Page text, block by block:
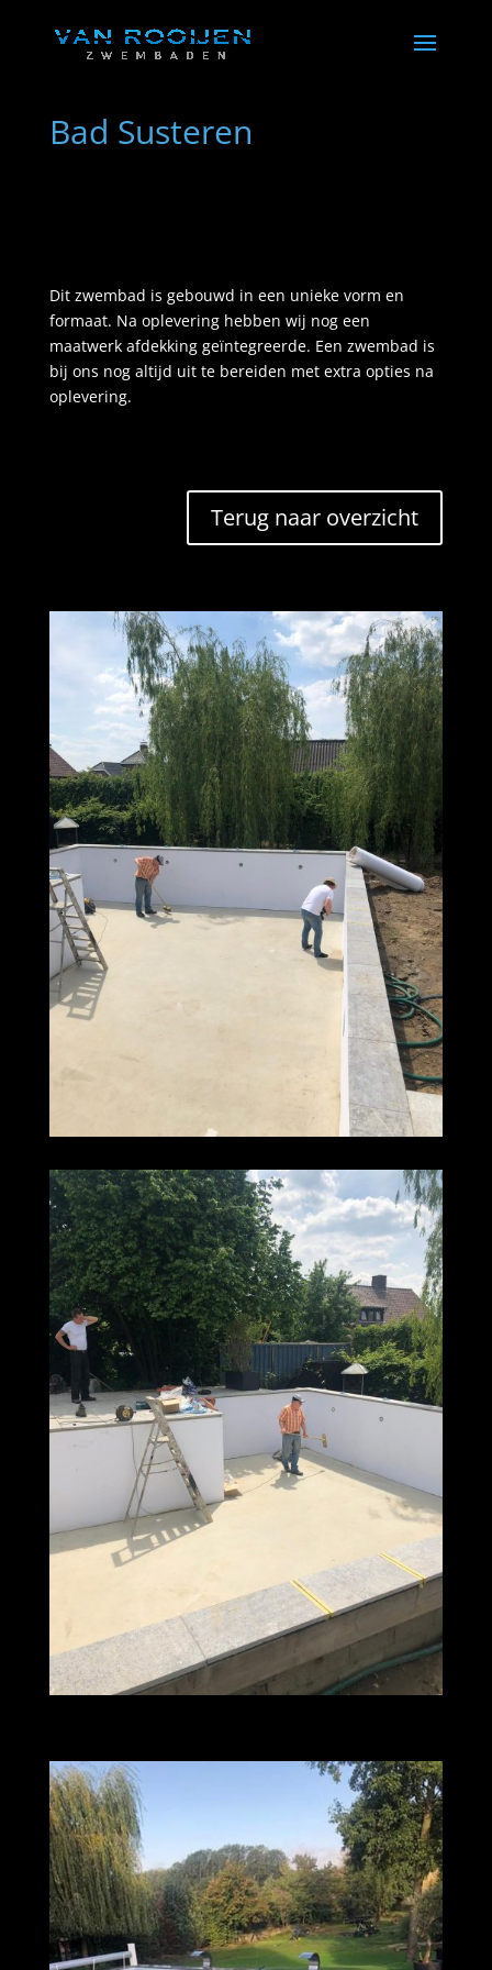
Bad Susteren
Dit zwembad is gebouwd in een unieke vorm en
formaat. Na oplevering hebben wij nog een
maatwerk afdekking geïntegreerde. Een zwembad is
bij ons nog altijd uit te bereiden met extra opties na
oplevering.
Terug naar overzicht